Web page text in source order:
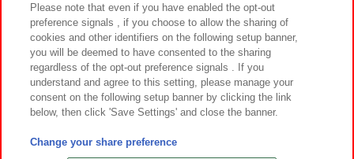
カスタマーハラスメント対応方針 よくあるご質問・お問い合わせ
©Bandai Namco Amusement Inc.
©Bandai Namco Amusement Lab Inc.
Please note that even if you have enabled the opt-out
preference signals , if you choose to allow the sharing of
cookies and other identifiers on the following setup banner,
you will be deemed to have consented to the sharing
regardless of the opt-out preference signals . If you
understand and agree to this setting, please manage your
consent on the following setup banner by clicking the link
below, then click 'Save Settings' and close the banner.
Change your share preference